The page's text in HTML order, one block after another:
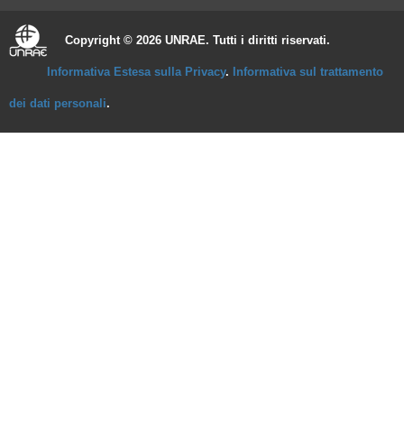
Copyright © 2026 UNRAE. Tutti i diritti riservati.
Informativa Estesa sulla Privacy. Informativa sul trattamento
dei dati personali.